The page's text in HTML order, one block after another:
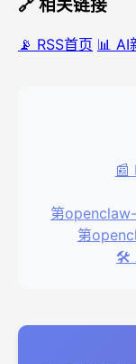
🔗 相关链接
📡 RSS首页 📊 AI
📰
第
第
🛠️